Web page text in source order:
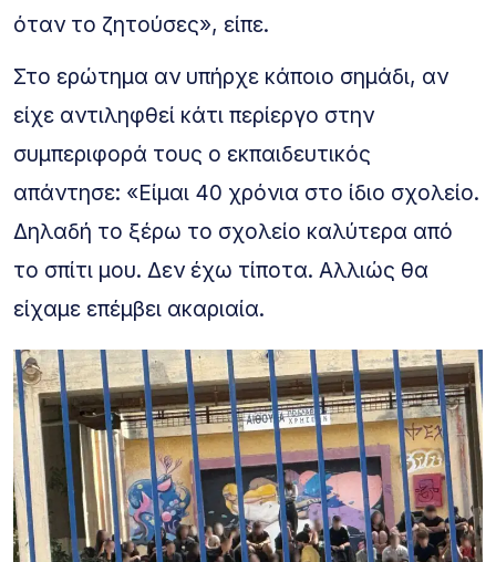
όταν το ζητούσες», είπε.
Στο ερώτημα αν υπήρχε κάποιο σημάδι, αν
είχε αντιληφθεί κάτι περίεργο στην
συμπεριφορά τους ο εκπαιδευτικός
απάντησε: «Είμαι 40 χρόνια στο ίδιο σχολείο.
Δηλαδή το ξέρω το σχολείο καλύτερα από
το σπίτι μου. Δεν έχω τίποτα. Αλλιώς θα
είχαμε επέμβει ακαριαία.